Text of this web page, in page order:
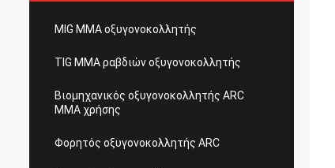
MIG MMA οξυγονοκολλητής
TIG MMA ραβδιών οξυγονοκολλητής
Βιομηχανικός οξυγονοκολλητής ARC
MMA χρήσης
Φορητός οξυγονοκολλητής ARC